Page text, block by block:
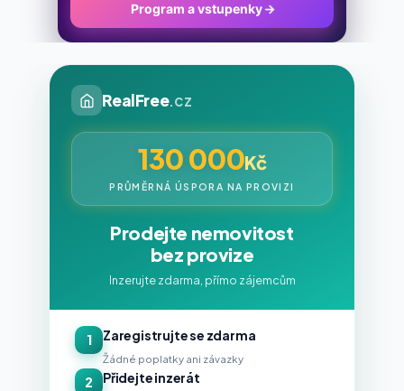
Program a vstupenky→
RealFree.cz
130 000Kč
PRŮMĚRNÁ ÚSPORA NA PROVIZI
Prodejte nemovitost
bez provize
Inzerujte zdarma, přímo zájemcům
1 Zaregistrujte se zdarma
Žádné poplatky ani závazky
2 Přidejte inzerát